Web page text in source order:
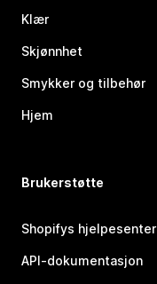
Klær
Skjønnhet
Smykker og tilbehør
Hjem
Brukerstøtte
Shopifys hjelpesenter
API-dokumentasjon